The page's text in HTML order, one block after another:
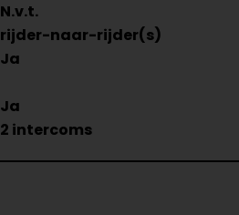
N.v.t.
rijder-naar-rijder(s)
Ja
Ja
2 intercoms